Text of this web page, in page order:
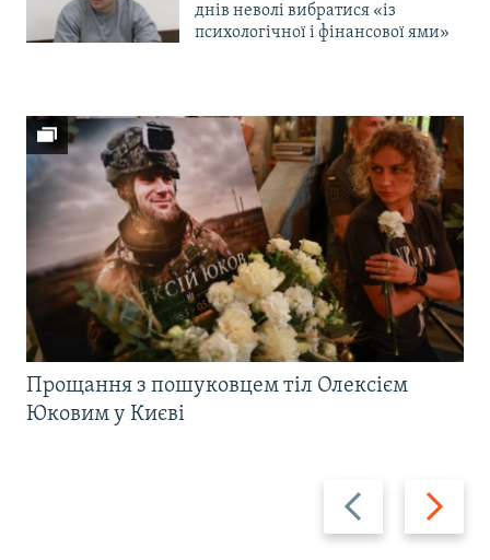
днів неволі вибратися «із
психологічної і фінансової ями»
Назад Вперед
Прощання з пошуковцем тіл Олексієм
Юковим у Києві